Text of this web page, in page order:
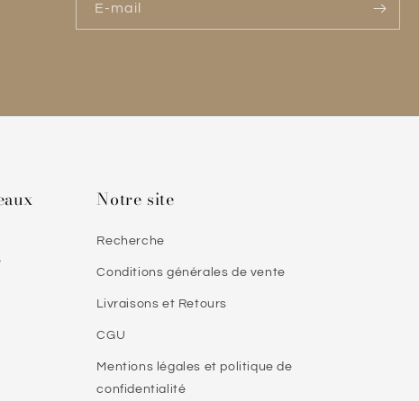
E-mail
Notre site
Recherche
Conditions générales de vente
Livraisons et Retours
CGU
Mentions légales et politique de
confidentialité